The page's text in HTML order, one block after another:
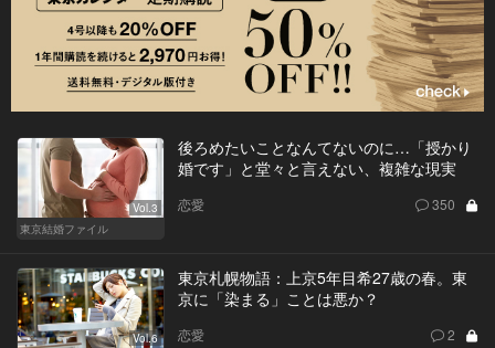
Vol.3
東京結婚ファイル
後ろめたいことなんてないのに…「授かり
婚です」と堂々と言えない、複雑な現実
恋愛 350
Vol.6
東京札幌物語：上京5年目希27歳の春。東
京に「染まる」ことは悪か？
恋愛 2